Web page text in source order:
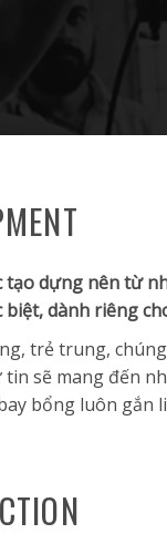
dựng nên từ
dành riêng
trẻ trung,
sẽ mang đến
bổng luôn